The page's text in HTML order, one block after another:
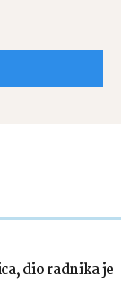
dio radnika je